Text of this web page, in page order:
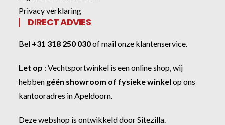
Privacy verklaring
DIRECT ADVIES
Bel +31 318 250 030ofmail onze klantenservice
Let op :Vechtsportwinkel is een online shop, wij
hebben géén showroom of fysieke winkel op ons
kantooradres in Apeldoorn.
Deze webshop is ontwikkeld doorSitezilla